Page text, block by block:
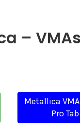
–
Metallica
Pro